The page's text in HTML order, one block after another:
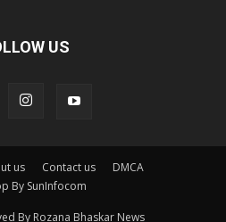
US
us Contact us
DMCA
By SunInfocom
By Rozana Bhaskar News